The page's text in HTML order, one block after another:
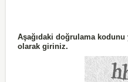
Aşağıdaki doğrulama
olarak giriniz.